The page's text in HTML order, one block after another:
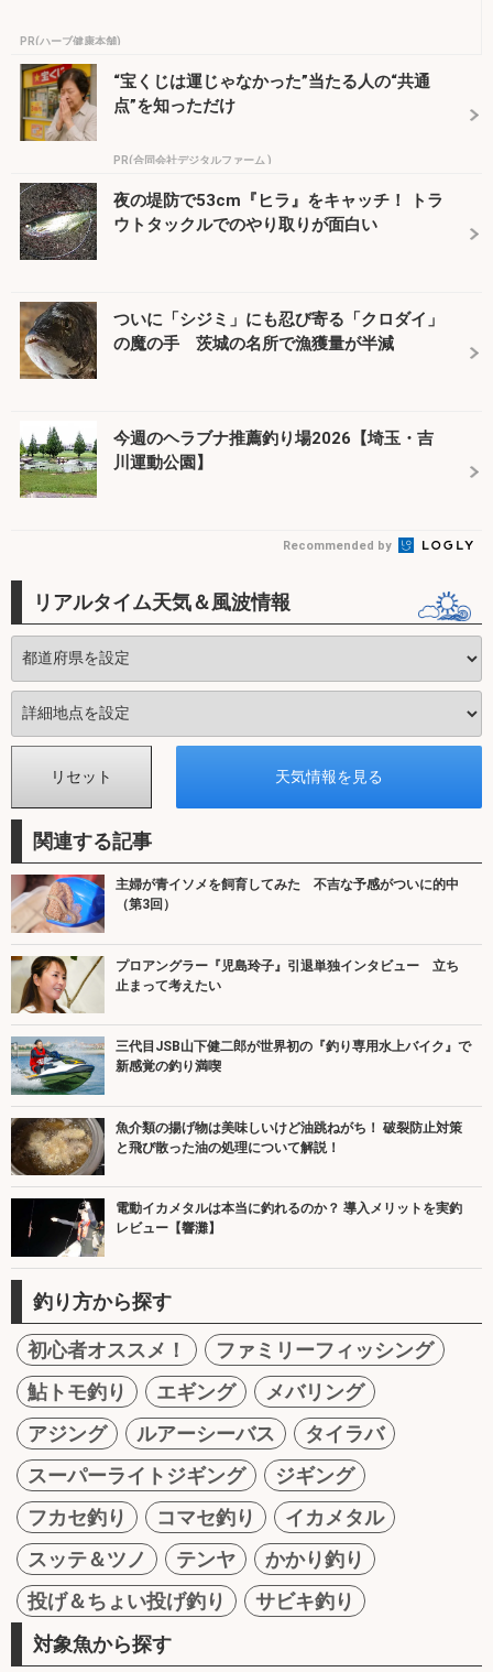
PR(ハーブ健康本舗)
“宝くじは運じゃなかった”当たる人の“共通
点”を知っただけ
PR(合同会社デジタルファーム )
夜の堤防で53cm『ヒラ』をキャッチ！ トラ
ウトタックルでのやり取りが面白い
ついに「シジミ」にも忍び寄る「クロダイ」
の魔の手 茨城の名所で漁獲量が半減
今週のヘラブナ推薦釣り場2026【埼玉・吉
川運動公園】
Recommended by
リアルタイム天気＆風波情報
関連する記事
主婦が青イソメを飼育してみた 不吉な予感がついに的中
（第3回）
プロアングラー『児島玲子』引退単独インタビュー 立ち
止まって考えたい
三代目JSB山下健二郎が世界初の『釣り専用水上バイク』で
新感覚の釣り満喫
魚介類の揚げ物は美味しいけど油跳ねがち！ 破裂防止対策
と飛び散った油の処理について解説！
電動イカメタルは本当に釣れるのか？ 導入メリットを実釣
レビュー【響灘】
釣り方から探す
初心者オススメ！
ファミリーフィッシング
鮎トモ釣り
エギング
メバリング
アジング
ルアーシーバス
タイラバ
スーパーライトジギング
ジギング
フカセ釣り
コマセ釣り
イカメタル
スッテ＆ツノ
テンヤ
かかり釣り
投げ＆ちょい投げ釣り
サビキ釣り
対象魚から探す